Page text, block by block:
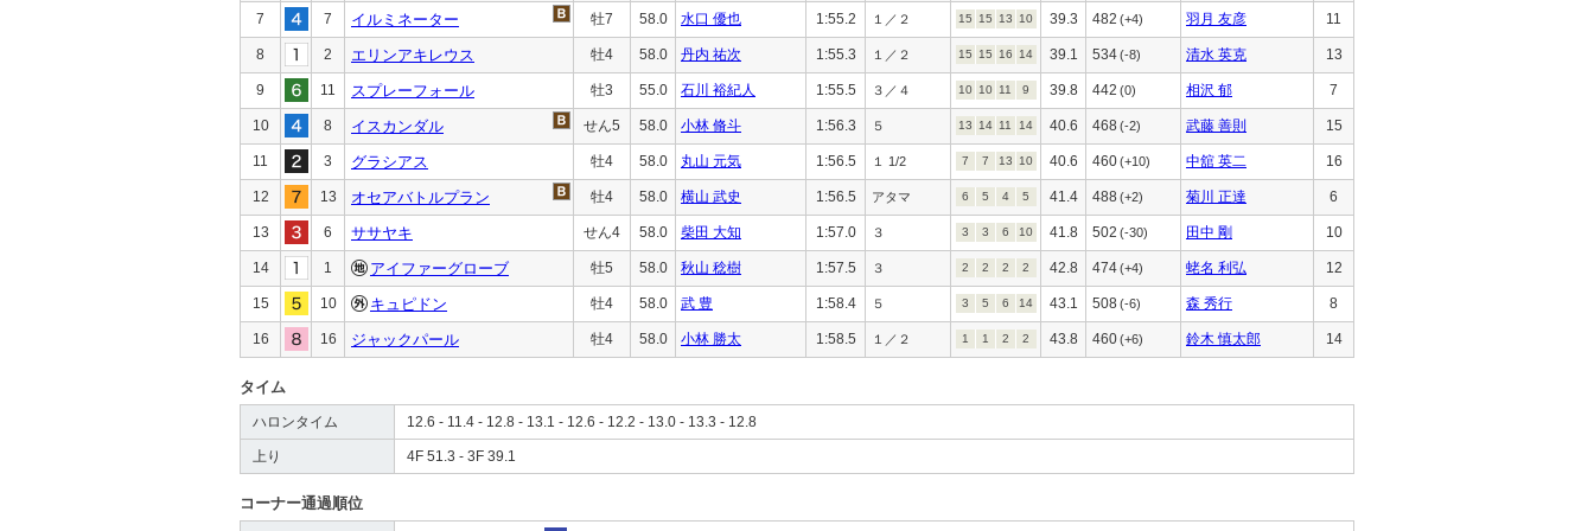
7 7 イルミネーター 牡7 58.0 水口 優也 1:55.2 １／２ 15 15 13 10 39.3 482 (+4) 羽月 友彦 11
8 2 エリンアキレウス 牡4 58.0 丹内 祐次 1:55.3 １／２ 15 15 16 14 39.1 534(-8) 清水 英克 13
9 11 スプレーフォール 牡3 55.0 石川 裕紀人 1:55.5 ３／４ 10 10 11 9 39.8 442 (0) 相沢 郁 7
10 8 イスカンダル せん5 58.0 小林 脩斗 1:56.3 ５ 13 14 11 14 40.6 468 (-2) 武藤 善則 15
11 3 グラシアス 牡4 58.0 丸山 元気 1:56.5 １ 1/2 7 7 13 10 40.6 460(+10) 中舘 英二 16
12 13 オセアバトルプラン 牡4 58.0 横山 武史 1:56.5 アタマ 6 5 4 5 41.4 488 (+2) 菊川 正達 6
13 6 ササヤキ せん4 58.0 柴田 大知 1:57.0 ３ 3 3 6 10 41.8 502 (-30) 田中 剛 10
14 1 アイファーグローブ 牡5 58.0 秋山 稔樹 1:57.5 ３ 2 2 2 2 42.8 474(+4) 蛯名 利弘 12
15 10 キュピドン 牡4 58.0 武 豊 1:58.4 ５ 3 5 6 14 43.1 508(-6) 森 秀行 8
16 16 ジャックパール 牡4 58.0 小林 勝太 1:58.5 １／２ 1 1 2 2 43.8 460(+6) 鈴木 慎太郎 14
タイム
ハロンタイム 12.6 - 11.4 - 12.8 - 13.1 - 12.6 - 12.2 - 13.0 - 13.3 - 12.8
上り 4F 51.3 - 3F 39.1
コーナー通過順位